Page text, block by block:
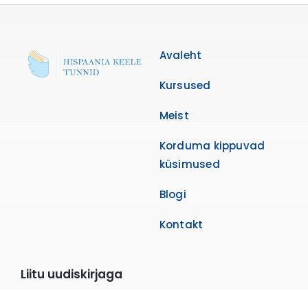
Avaleht
Kursused
Meist
Korduma kippuvad
küsimused
Blogi
Kontakt
Liitu uudiskirjaga